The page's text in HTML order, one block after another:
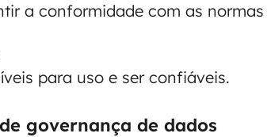
a conformidade com as normas
para uso e ser confiáveis.
governança de dados